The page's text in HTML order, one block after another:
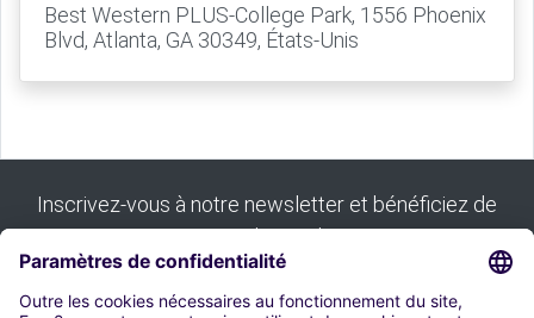
Best Western PLUS-College Park, 1556 Phoenix
Blvd, Atlanta, GA 30349, États-Unis
Inscrivez-vous à notre newsletter et bénéficiez de
tous nos bons plans :